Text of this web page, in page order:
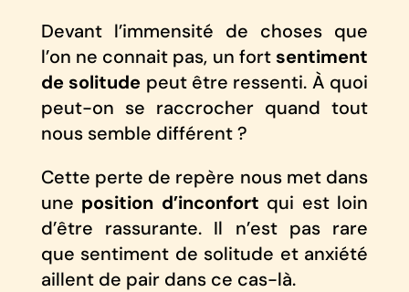
Devant l’immensité de choses que
l’on ne connait pas, un fort sentiment
de solitude peut être ressenti. À quoi
peut-on se raccrocher quand tout
nous semble différent ?
Cette perte de repère nous met dans
une position d’inconfort qui est loin
d’être rassurante. Il n’est pas rare
que sentiment de solitude et anxiété
aillent de pair dans ce cas-là.